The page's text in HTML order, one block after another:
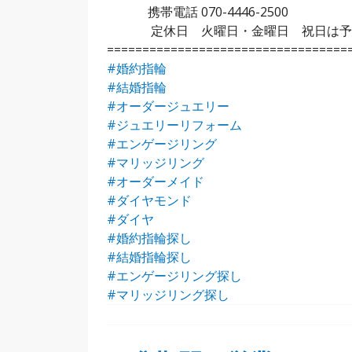
携帯電話 070-4446-2500
定休日 火曜日・金曜日 祝日は予
#婚約指輪
#結婚指輪
#オーダージュエリー
#ジュエリーリフォーム
#エンゲージリング
#マリッジリング
#オーダーメイド
#ダイヤモンド
#ダイヤ
#婚約指輪探し
#結婚指輪探し
#エンゲージリング探し
#マリッジリング探し